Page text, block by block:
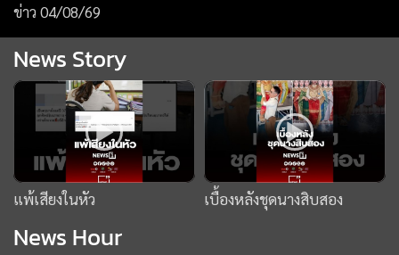
News Hour
Live #NewsHour “ผบ.ตร.”
เปิดใจ “คดีไอ้ป๋อง” สงสารลูก
น้องถูกครหา “ใช้ผู้ต้องหาเป็น
สาย” : 06-08-69
ตำรวจ ปอศ. ให้ประกัน “โทน
บางแค”- กล้องส่องพระ อ้าง
คอลแล็บ Zeiss แบรนด์ดัง